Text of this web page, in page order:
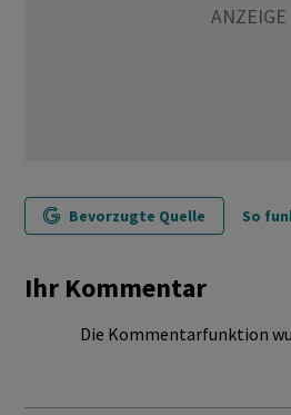
Bevorzugte Quelle So
Ihr Kommentar
Die Kommentarfunktion